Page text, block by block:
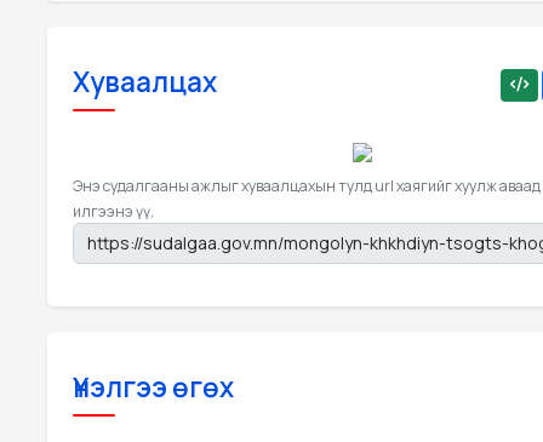
Хуваалцах
Энэ судалгааны ажлыг хуваалцахын тулд url хаягийг хуулж аваад
илгээнэ үү.
Үнэлгээ өгөх